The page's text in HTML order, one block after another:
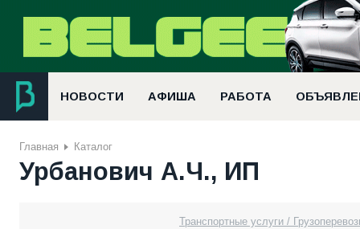
НОВОСТИ АФИША РАБОТА
Главная Каталог
Урбанович А.Ч., ИП
Транспортные услуги /